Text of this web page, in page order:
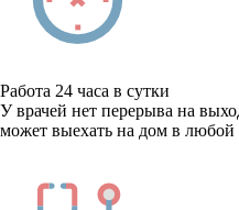
Работа 24 часа в сутки
У врачей нет перерыва на
может выехать на дом в любой